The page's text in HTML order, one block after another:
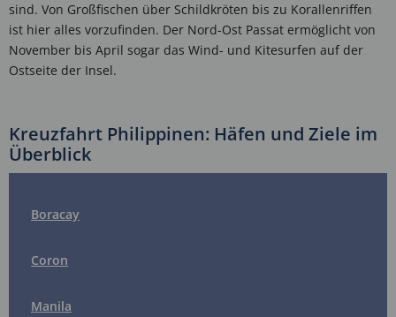
sind. Von Großfischen über Schildkröten bis zu Korallenriffen
ist hier alles vorzufinden. Der Nord-Ost Passat ermöglicht von
November bis April sogar das Wind- und Kitesurfen auf der
Ostseite der Insel.
Kreuzfahrt Philippinen: Häfen und Ziele im
Überblick
Boracay
Coron
Manila